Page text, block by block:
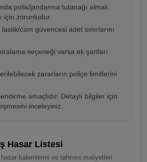
polis/jandarma tutanağı almak
için zorunludur.
cam güvencesi adet sınırlarını
seçeneği varsa ek şartları
zararların poliçe limitlerini
amaçlıdır. Detaylı bilgiler için
inceleyiniz.
Hasar Listesi
kalemlerini ve tahmini maliyetleri